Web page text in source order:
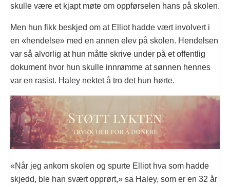
skulle være et kjapt møte om oppførselen hans på skolen.
Men hun fikk beskjed om at Elliot hadde vært involvert i
en «hendelse» med en annen elev på skolen. Hendelsen
var så alvorlig at hun måtte skrive under på et offentlig
dokument hvor hun skulle innrømme at sønnen hennes
var en rasist. Haley nektet å tro det hun hørte.
«Når jeg ankom skolen og spurte Elliot hva som hadde
skjedd, ble han svært opprørt,» sa Haley, som er en 32 år